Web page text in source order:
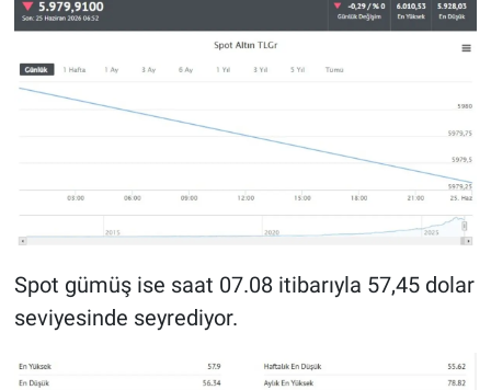
Spot gümüş ise saat 07.08 itibarıyla 57,45 dolar
seviyesinde seyrediyor.